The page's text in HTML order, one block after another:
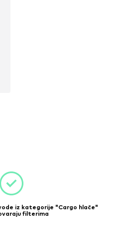
iz kategorije "Cargo hlače"
filterima